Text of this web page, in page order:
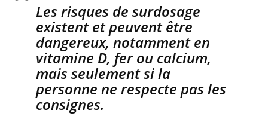
Les risques de surdosage
existent et peuvent être
dangereux, notamment en
vitamine D, fer ou calcium,
mais seulement si la
personne ne respecte pas les
consignes.